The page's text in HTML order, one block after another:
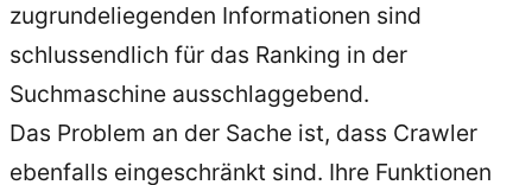
zugrundeliegenden Informationen sind
schlussendlich für das Ranking in der
Suchmaschine ausschlaggebend.
Das Problem an der Sache ist, dass Crawler
ebenfalls eingeschränkt sind. Ihre Funktionen